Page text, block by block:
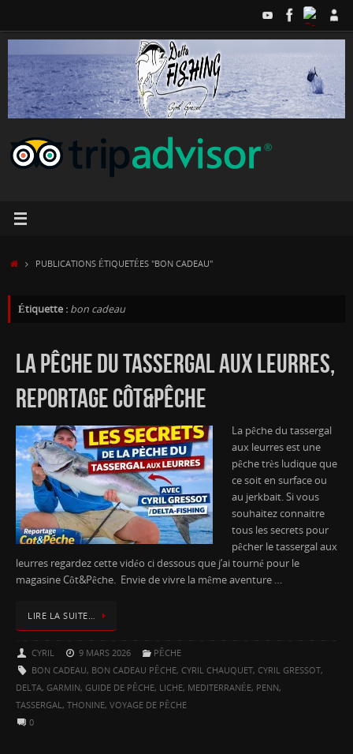
contenu
ACCUEIL
PUBLICATIONS ÉTIQUETÉES "BON CADEAU"
Étiquette : bon cadeau
LA PÊCHE DU TASSERGAL AUX LEURRES,
REPORTAGE CÔT&PÊCHE
La pêche du tassergal
aux leurres est une
pêche très ludique que
ce soit en surface ou
au jerkbait. Si vous
souhaitez connaitre
tous les secrets pour
pêcher le tassergal aux
leurres regardez cette vidéo ci dessous que j’ai tourné pour le
magasine Côt&Pêche. Envie de vivre la même aventure …
LIRE LA SUITE…
CYRIL 9 MARS 2026
PÊCHE
BON CADEAU, BON CADEAU PÊCHE, CYRIL CHAUQUET, CYRIL GRESSOT,
DELTA, GARMIN, GUIDE DE PÊCHE, LICHE, MEDITERRANÉE, PENN,
TASSERGAL, THONINE, VOYAGE DE PÊCHE
0